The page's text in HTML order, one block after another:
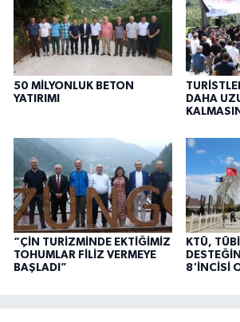
50 MİLYONLUK BETON
YATIRIMI
DAHA
“ÇİN TURİZMİNDE EKTİĞİMİZ
TOHUMLAR FİLİZ VERMEYE
BAŞLADI”
KTÜ,
8'İNCİSİ